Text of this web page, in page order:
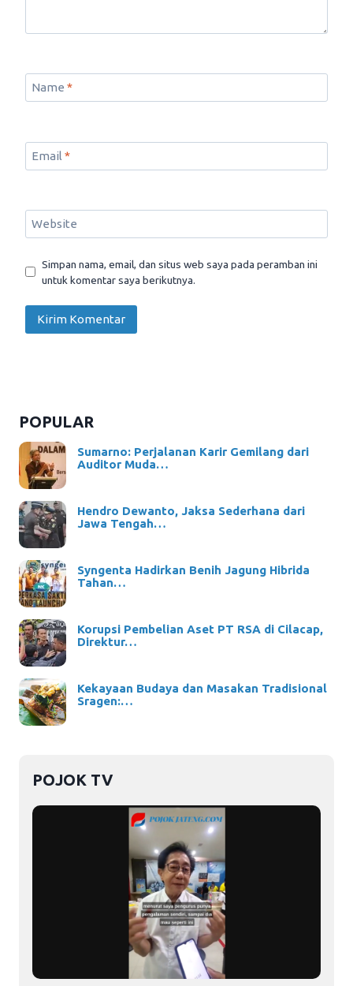
Name *
Email *
Website
Simpan nama, email, dan situs web saya pada peramban ini
untuk komentar saya berikutnya.
POPULAR
Sumarno: Perjalanan Karir Gemilang dari
Auditor Muda…
Hendro Dewanto, Jaksa Sederhana dari
Jawa Tengah…
Syngenta Hadirkan Benih Jagung Hibrida
Tahan…
Korupsi Pembelian Aset PT RSA di Cilacap,
Direktur…
Kekayaan Budaya dan Masakan Tradisional
Sragen:…
POJOK TV